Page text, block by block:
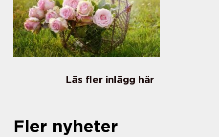
Läs fler inlägg här
Fler nyheter